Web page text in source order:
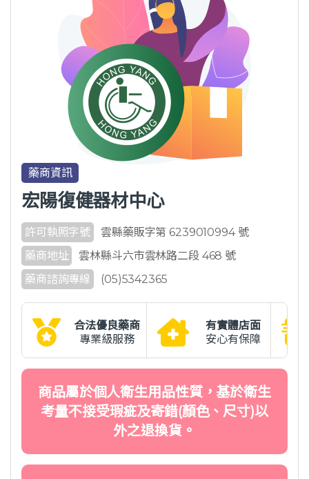
藥商資訊
宏陽復健器材中心
許可執照字號
雲縣藥販字第 6239010994 號
藥商地址
雲林縣斗六市雲林路二段 468 號
藥商諮詢專線
(05)5342365
合法優良藥商
專業級服務
有實體店面
安心有保障
商品屬於個人衛生用品性質，基於衛生
考量不接受瑕疵及寄錯(顏色、尺寸)以
外之退換貨。